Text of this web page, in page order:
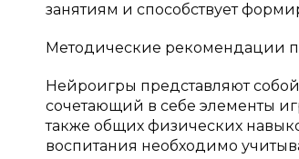
занятиям и способствует
Методические рекомендации
Нейроигры представляют
сочетающий в себе элементы
также общих физических
воспитания необходимо